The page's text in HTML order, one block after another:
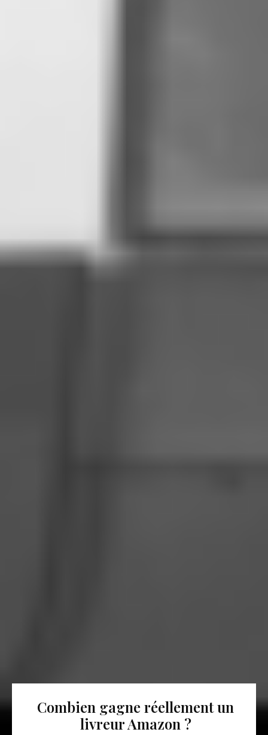
Combien gagne réellement un
livreur Amazon ?